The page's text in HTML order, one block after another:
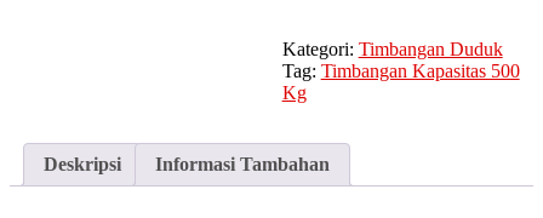
Kategori: Timbangan Duduk
Tag: Timbangan Kapasitas 500
Kg
Deskripsi Informasi Tambahan